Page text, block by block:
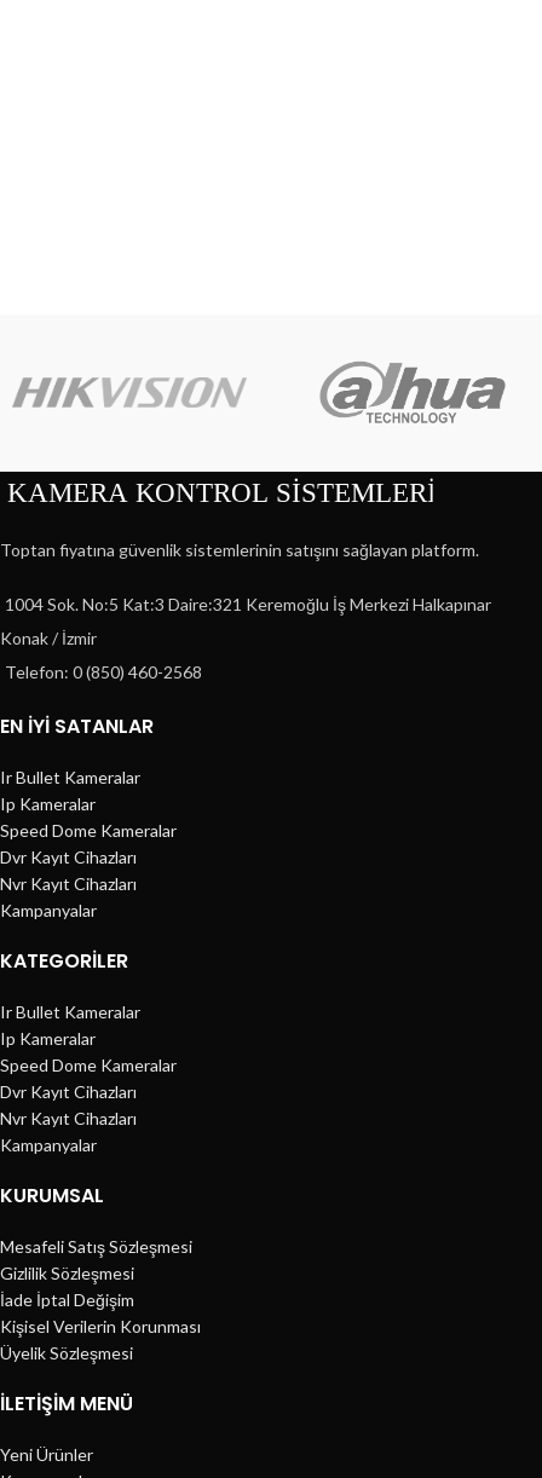
Toptan fiyatına güvenlik sistemlerinin satışını sağlayan platform.
1004 Sok. No:5 Kat:3 Daire:321 Keremoğlu İş Merkezi Halkapınar
Konak / İzmir
Telefon: 0 (850) 460-2568
EN İYİ SATANLAR
Ir Bullet Kameralar
Ip Kameralar
Speed Dome Kameralar
Dvr Kayıt Cihazları
Nvr Kayıt Cihazları
Kampanyalar
KATEGORILER
Ir Bullet Kameralar
Ip Kameralar
Speed Dome Kameralar
Dvr Kayıt Cihazları
Nvr Kayıt Cihazları
Kampanyalar
KURUMSAL
Mesafeli Satış Sözleşmesi
Gizlilik Sözleşmesi
İade İptal Değişim
Kişisel Verilerin Korunması
Üyelik Sözleşmesi
İLETIŞIM MENÜ
Yeni Ürünler